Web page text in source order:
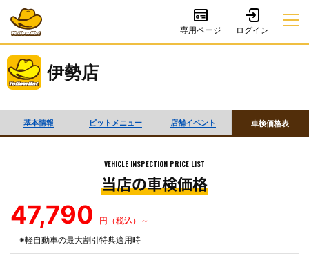
専用ページ
伊勢店
基本情報 ピットメニュー 店舗イベント 車検価格表
VEHICLE INSPECTION PRICE LIST
当店の車検価格
47,790
円（税込）～
※軽自動車の最大割引特典適用時